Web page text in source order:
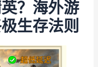
？海外游
生存法则